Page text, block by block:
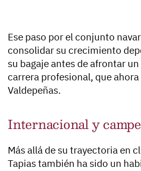
Ese paso por el conjunto
consolidar su crecimiento
su bagaje antes de afrontar
carrera profesional, que
Valdepeñas.
Internacional y
Más allá de su trayectoria en
Tapias también ha sido un